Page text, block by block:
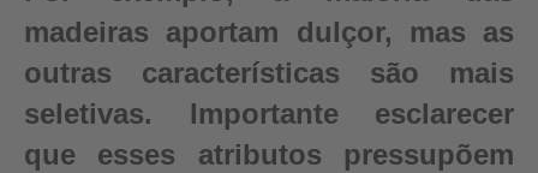
madeiras aportam dulçor, mas as
outras características são mais
seletivas. Importante esclarecer
que esses atributos pressupõem